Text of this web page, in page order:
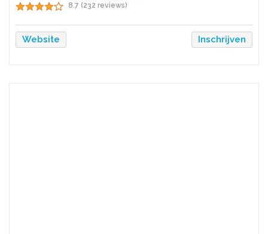
8.7 (232 reviews)
Website Inschrijven